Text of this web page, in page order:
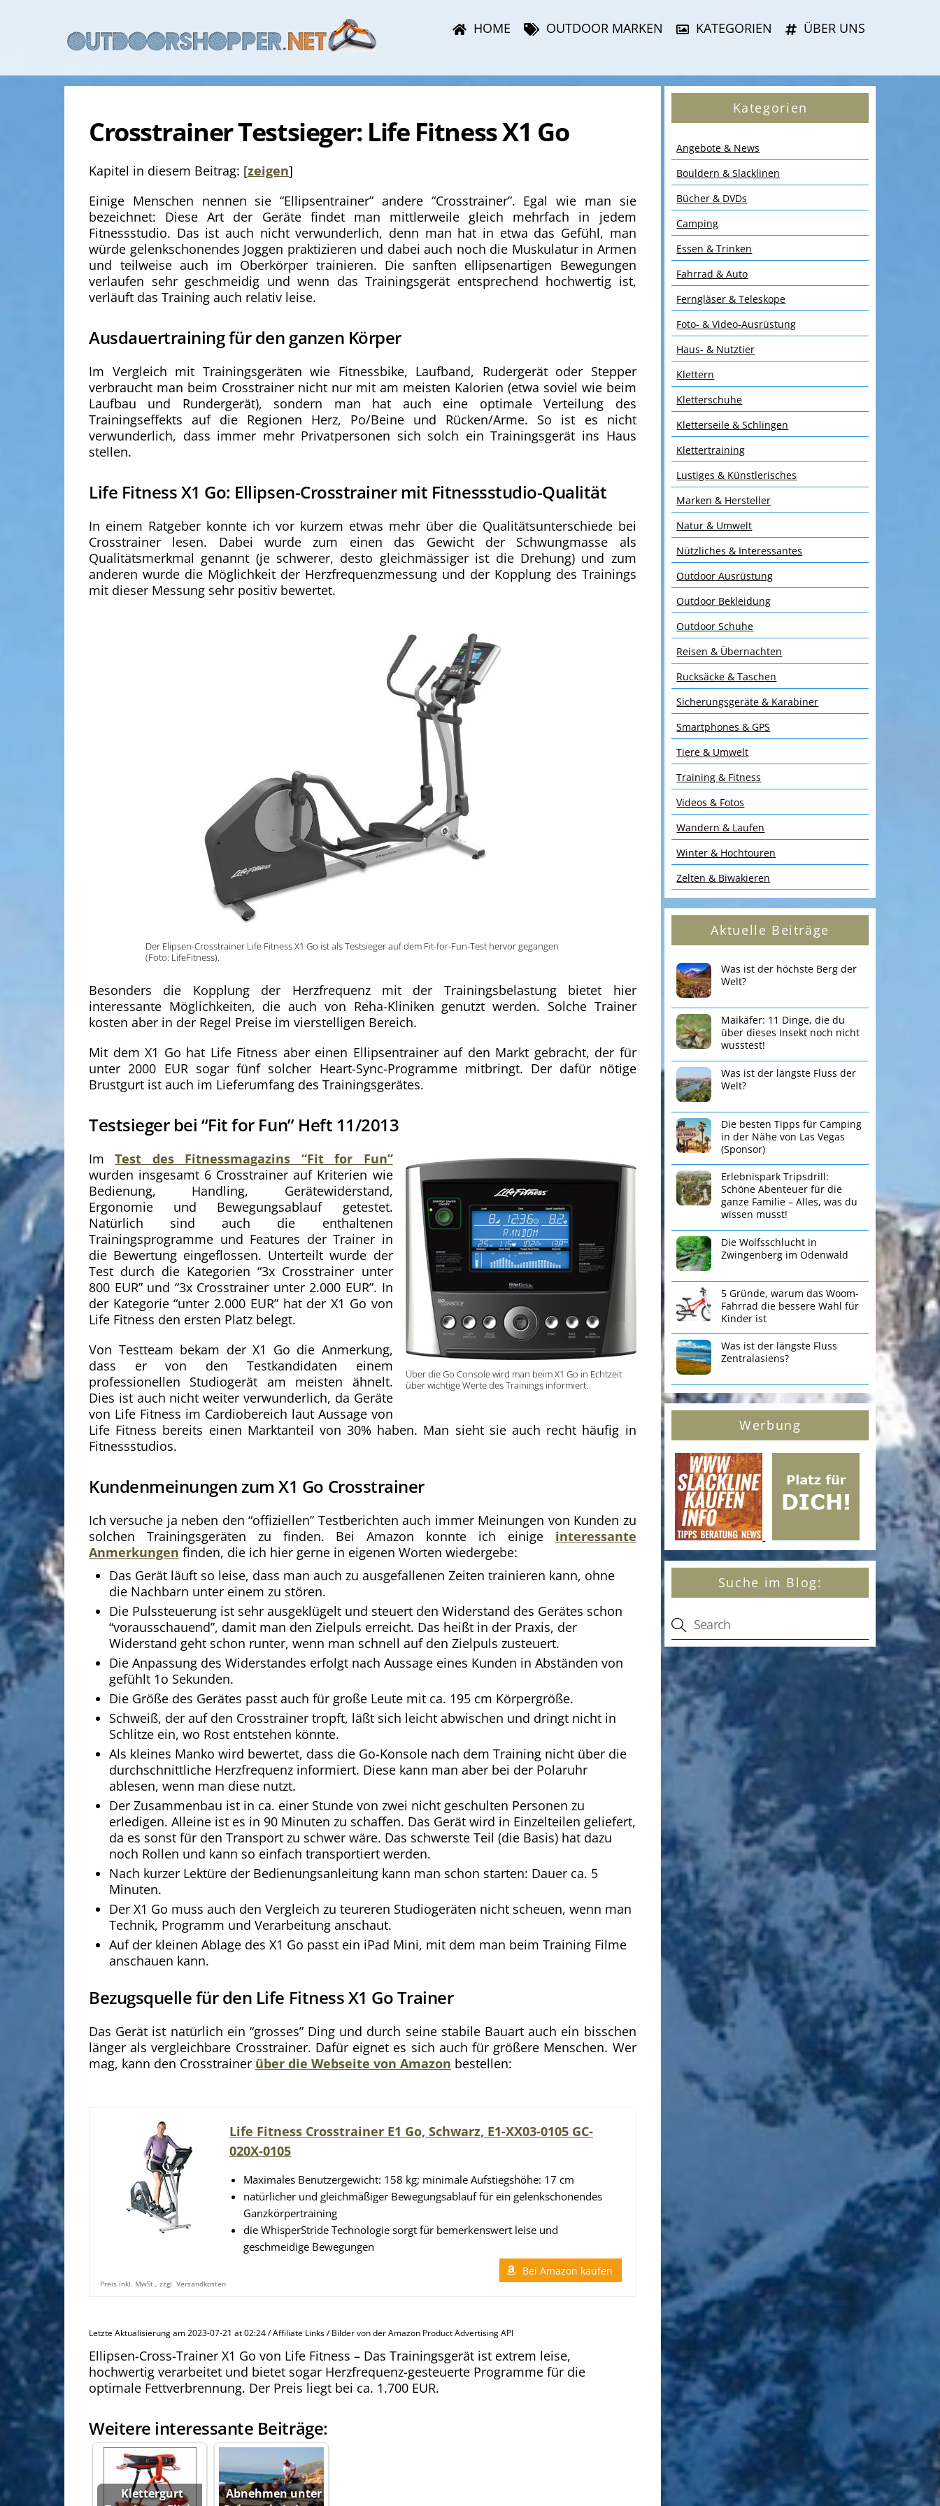
HOME OUTDOOR MARKEN KATEGORIEN ÜBER UNS
Crosstrainer Testsieger: Life Fitness X1 Go
Kapitel in diesem Beitrag: [zeigen]
Einige Menschen nennen sie “Ellipsentrainer” andere “Crosstrainer”. Egal wie man sie
bezeichnet: Diese Art der Geräte findet man mittlerweile gleich mehrfach in jedem
Fitnessstudio. Das ist auch nicht verwunderlich, denn man hat in etwa das Gefühl, man
würde gelenkschonendes Joggen praktizieren und dabei auch noch die Muskulatur in Armen
und teilweise auch im Oberkörper trainieren. Die sanften ellipsenartigen Bewegungen
verlaufen sehr geschmeidig und wenn das Trainingsgerät entsprechend hochwertig ist,
verläuft das Training auch relativ leise.
Ausdauertraining für den ganzen Körper
Im Vergleich mit Trainingsgeräten wie Fitnessbike, Laufband, Rudergerät oder Stepper
verbraucht man beim Crosstrainer nicht nur mit am meisten Kalorien (etwa soviel wie beim
Laufbau und Rundergerät), sondern man hat auch eine optimale Verteilung des
Trainingseffekts auf die Regionen Herz, Po/Beine und Rücken/Arme. So ist es nicht
verwunderlich, dass immer mehr Privatpersonen sich solch ein Trainingsgerät ins Haus
stellen.
Life Fitness X1 Go: Ellipsen-Crosstrainer mit Fitnessstudio-Qualität
In einem Ratgeber konnte ich vor kurzem etwas mehr über die Qualitätsunterschiede bei
Crosstrainer lesen. Dabei wurde zum einen das Gewicht der Schwungmasse als
Qualitätsmerkmal genannt (je schwerer, desto gleichmässiger ist die Drehung) und zum
anderen wurde die Möglichkeit der Herzfrequenzmessung und der Kopplung des Trainings
mit dieser Messung sehr positiv bewertet.
Der Elipsen-Crosstrainer Life Fitness X1 Go ist als Testsieger auf dem Fit-for-Fun-Test hervor gegangen
(Foto: LifeFitness).
Besonders die Kopplung der Herzfrequenz mit der Trainingsbelastung bietet hier
interessante Möglichkeiten, die auch von Reha-Kliniken genutzt werden. Solche Trainer
kosten aber in der Regel Preise im vierstelligen Bereich.
Mit dem X1 Go hat Life Fitness aber einen Ellipsentrainer auf den Markt gebracht, der für
unter 2000 EUR sogar fünf solcher Heart-Sync-Programme mitbringt. Der dafür nötige
Brustgurt ist auch im Lieferumfang des Trainingsgerätes.
Testsieger bei “Fit for Fun” Heft 11/2013
Über die Go Console wird man beim X1 Go in Echtzeit
über wichtige Werte des Trainings informiert.
ImTest des Fitnessmagazins “Fit for Fun”
wurden insgesamt 6 Crosstrainer auf Kriterien wie
Bedienung, Handling, Gerätewiderstand,
Ergonomie und Bewegungsablauf getestet.
Natürlich sind auch die enthaltenen
Trainingsprogramme und Features der Trainer in
die Bewertung eingeflossen. Unterteilt wurde der
Test durch die Kategorien “3x Crosstrainer unter
800 EUR” und “3x Crosstrainer unter 2.000 EUR”. In
der Kategorie “unter 2.000 EUR” hat der X1 Go von
Life Fitness den ersten Platz belegt.
Von Testteam bekam der X1 Go die Anmerkung,
dass er von den Testkandidaten einem
professionellen Studiogerät am meisten ähnelt.
Dies ist auch nicht weiter verwunderlich, da Geräte
von Life Fitness im Cardiobereich laut Aussage von
Life Fitness bereits einen Marktanteil von 30% haben. Man sieht sie auch recht häufig in
Fitnessstudios.
Kundenmeinungen zum X1 Go Crosstrainer
Ich versuche ja neben den “offiziellen” Testberichten auch immer Meinungen von Kunden zu
solchen Trainingsgeräten zu finden. Bei Amazon konnte ich einige interessante
Anmerkungen finden, die ich hier gerne in eigenen Worten wiedergebe:
Das Gerät läuft so leise, dass man auch zu ausgefallenen Zeiten trainieren kann, ohne
die Nachbarn unter einem zu stören.
Die Pulssteuerung ist sehr ausgeklügelt und steuert den Widerstand des Gerätes schon
“vorausschauend”, damit man den Zielpuls erreicht. Das heißt in der Praxis, der
Widerstand geht schon runter, wenn man schnell auf den Zielpuls zusteuert.
Die Anpassung des Widerstandes erfolgt nach Aussage eines Kunden in Abständen von
gefühlt 1o Sekunden.
Die Größe des Gerätes passt auch für große Leute mit ca. 195 cm Körpergröße.
Schweiß, der auf den Crosstrainer tropft, läßt sich leicht abwischen und dringt nicht in
Schlitze ein, wo Rost entstehen könnte.
Als kleines Manko wird bewertet, dass die Go-Konsole nach dem Training nicht über die
durchschnittliche Herzfrequenz informiert. Diese kann man aber bei der Polaruhr
ablesen, wenn man diese nutzt.
Der Zusammenbau ist in ca. einer Stunde von zwei nicht geschulten Personen zu
erledigen. Alleine ist es in 90 Minuten zu schaffen. Das Gerät wird in Einzelteilen geliefert,
da es sonst für den Transport zu schwer wäre. Das schwerste Teil (die Basis) hat dazu
noch Rollen und kann so einfach transportiert werden.
Nach kurzer Lektüre der Bedienungsanleitung kann man schon starten: Dauer ca. 5
Minuten.
Der X1 Go muss auch den Vergleich zu teureren Studiogeräten nicht scheuen, wenn man
Technik, Programm und Verarbeitung anschaut.
Auf der kleinen Ablage des X1 Go passt ein iPad Mini, mit dem man beim Training Filme
anschauen kann.
Bezugsquelle für den Life Fitness X1 Go Trainer
Das Gerät ist natürlich ein “grosses” Ding und durch seine stabile Bauart auch ein bisschen
länger als vergleichbare Crosstrainer. Dafür eignet es sich auch für größere Menschen. Wer
mag, kann den Crosstrainer über die Webseite von Amazon bestellen:
Life Fitness Crosstrainer E1 Go, Schwarz, E1-XX03-0105 GC-
020X-0105
Maximales Benutzergewicht: 158 kg; minimale Aufstiegshöhe: 17 cm
natürlicher und gleichmäßiger Bewegungsablauf für ein gelenkschonendes
Ganzkörpertraining
die WhisperStride Technologie sorgt für bemerkenswert leise und
geschmeidige Bewegungen
Bei Amazon kaufen
Preis inkl. MwSt., zzgl. Versandkosten
Letzte Aktualisierung am 2023-07-21 at 02:24 / Affiliate Links / Bilder von der Amazon Product Advertising API
Ellipsen-Cross-Trainer X1 Go von Life Fitness – Das Trainingsgerät ist extrem leise,
hochwertig verarbeitet und bietet sogar Herzfrequenz-gesteuerte Programme für die
optimale Fettverbrennung. Der Preis liegt bei ca. 1.700 EUR.
Weitere interessante Beiträge:
Klettergurt
Abnehmen unter
Kategorien
Angebote & News
Bouldern & Slacklinen
Bücher & DVDs
Camping
Essen & Trinken
Fahrrad & Auto
Ferngläser & Teleskope
Foto- & Video-Ausrüstung
Haus- & Nutztier
Klettern
Kletterschuhe
Kletterseile & Schlingen
Klettertraining
Lustiges & Künstlerisches
Marken & Hersteller
Natur & Umwelt
Nützliches & Interessantes
Outdoor Ausrüstung
Outdoor Bekleidung
Outdoor Schuhe
Reisen & Übernachten
Rucksäcke & Taschen
Sicherungsgeräte & Karabiner
Smartphones & GPS
Tiere & Umwelt
Training & Fitness
Videos & Fotos
Wandern & Laufen
Winter & Hochtouren
Zelten & Biwakieren
Aktuelle Beiträge
Was ist der höchste Berg der
Welt?
Maikäfer: 11 Dinge, die du
über dieses Insekt noch nicht
wusstest!
Was ist der längste Fluss der
Welt?
Die besten Tipps für Camping
in der Nähe von Las Vegas
(Sponsor)
Erlebnispark Tripsdrill:
Schöne Abenteuer für die
ganze Familie – Alles, was du
wissen musst!
Die Wolfsschlucht in
Zwingenberg im Odenwald
5 Gründe, warum das Woom-
Fahrrad die bessere Wahl für
Kinder ist
Was ist der längste Fluss
Zentralasiens?
Werbung
Suche im Blog: